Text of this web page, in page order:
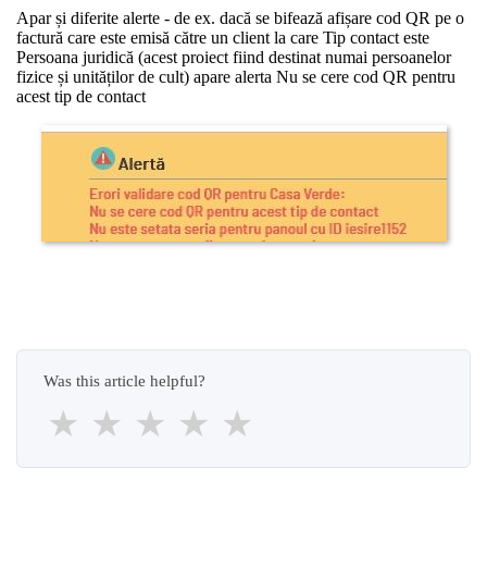
Apar și diferite alerte - de ex. dacă se bifează afișare cod QR pe o
factură care este emisă către un client la care Tip contact este
Persoana juridică (acest proiect fiind destinat numai persoanelor
fizice și unităților de cult) apare alerta Nu se cere cod QR pentru
acest tip de contact
Was this article helpful?
★ ★ ★ ★ ★